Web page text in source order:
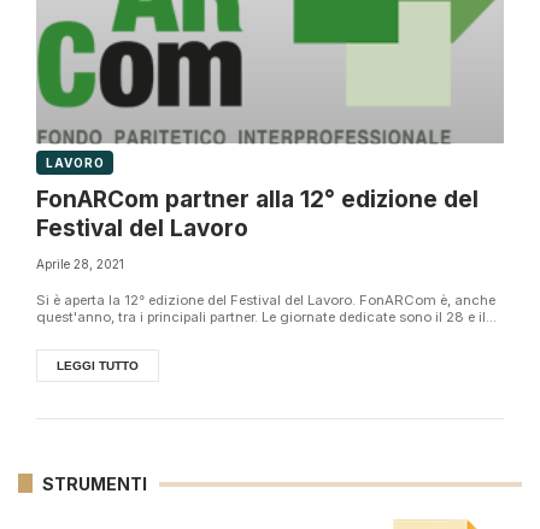
LAVORO
FonARCom partner alla 12° edizione del
Festival del Lavoro
Aprile 28, 2021
Si è aperta la 12° edizione del Festival del Lavoro. FonARCom è, anche
quest'anno, tra i principali partner. Le giornate dedicate sono il 28 e il...
LEGGI TUTTO
STRUMENTI